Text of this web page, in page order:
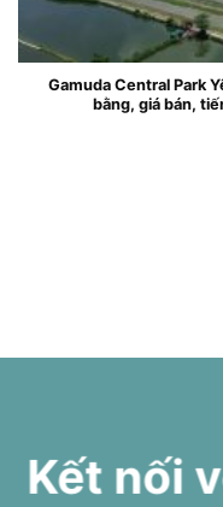
Gamuda Central Park
bằng, giá bán,
Kết nối